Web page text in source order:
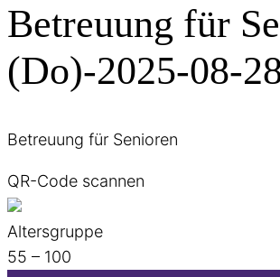
Betreuung für
(Do)-2025-08-
Betreuung für Senioren
QR-Code scannen
Altersgruppe
55 – 100